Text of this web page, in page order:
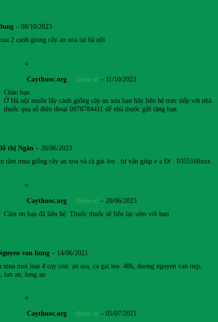
– 08/10/2023
2 canh giong cây an xoa tại hà nội
Caythuoc.org (Dược sĩ) – 11/10/2023
Chào bạn.
Ở Hà nội muốn lấy cành giống cây an xoa bạn hãy liên hệ trực tiếp với nhà
thuốc qua số điện thoại 0978784411 để nhà thuốc gửi tặng bạn
thị Ngân – 20/06/2023
tâm mua giống cây an xoa và cà gai leo . tư vấn giúp e ạ Đt . 0355168xxx
Caythuoc.org (Dược sĩ) – 20/06/2023
Cảm ơn bạn đã liên hệ. Thuốc thuốc sẽ liên lạc sớm với bạn
van hung – 14/06/2021
mua moi loai 4 cay con: an soa, ca gai leo. 48b, duong nguyen van tiep,
tan an, long an
Caythuoc.org (Dược sĩ) – 05/07/2021